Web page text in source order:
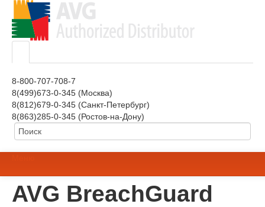
8-800-707-708-7
8(499)673-0-345 (Москва)
8(812)679-0-345 (Санкт-Петербург)
8(863)285-0-345 (Ростов-на-Дону)
AVG BreachGuard